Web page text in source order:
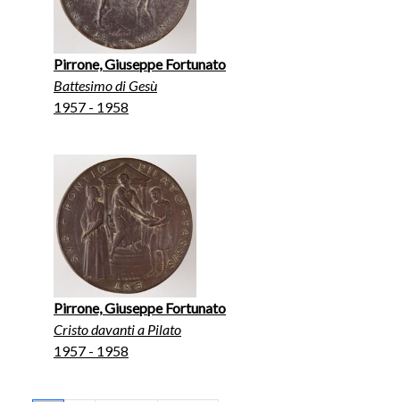
Pirrone, Giuseppe Fortunato
Battesimo di Gesù
1957 - 1958
Pirrone, Giuseppe Fortunato
Cristo davanti a Pilato
1957 - 1958